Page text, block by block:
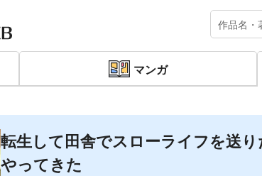
マンガ
転生して田舎でスローライフを送
やってきた